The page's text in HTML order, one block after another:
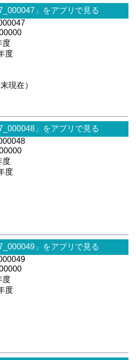
」をアプリで見る
度
度
現在）
」をアプリで見る
度
度
」をアプリで見る
度
度